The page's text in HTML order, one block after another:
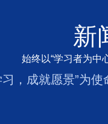
新
始终以“学习者为中
习，成就愿景”为